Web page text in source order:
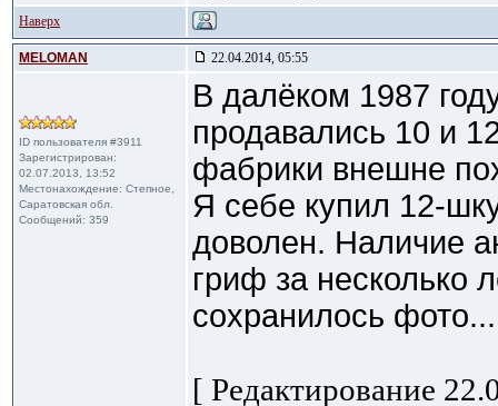
Наверх
MELOMAN 22.04.2014, 05:55
ID пользователя #3911
Зарегистрирован:
02.07.2013, 13:52
Местонахождение: Степное,
Саратовская обл.
Сообщений: 359
В далёком 1987
продавались 10 и
фабрики внешне
Я себе купил 12-
доволен. Наличие
гриф за несколько
сохранилось фото...
[ Редактирование